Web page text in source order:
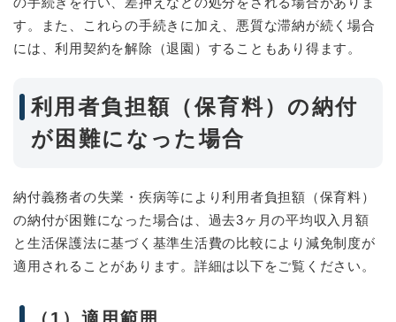
す。また、これらの手続きに加え、悪質な滞納が続く場合
には、利用契約を解除（退園）することもあり得ます。
利用者負担額（保育料）の納付
が困難になった場合
納付義務者の失業・疾病等により利用者負担額（保育料）
の納付が困難になった場合は、過去3ヶ月の平均収入月額
と生活保護法に基づく基準生活費の比較により減免制度が
適用されることがあります。詳細は以下をご覧ください。